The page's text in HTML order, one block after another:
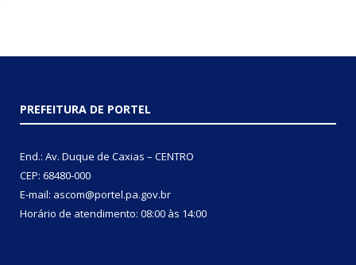
PREFEITURA DE PORTEL
End.: Av. Duque de Caxias – CENTRO
CEP: 68480-000
E-mail: ascom@portel.pa.gov.br
Horário de atendimento: 08:00 às 14:00